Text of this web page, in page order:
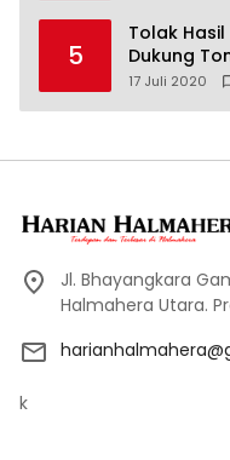
5
Tolak
Dukung
17 Juli 2020
Jl. Bhayangkara
Halmahera Utara.
k